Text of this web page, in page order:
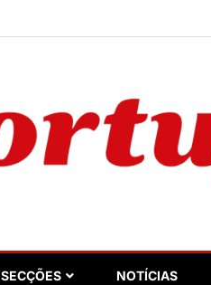
SECÇÕES NOTÍCIAS